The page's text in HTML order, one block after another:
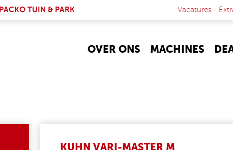
PACKO TUIN & PARK Vacatures
OVER ONS MACHINES
KUHN VARI-MASTER M